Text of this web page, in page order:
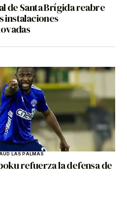
de Santa Brígida reabre
instalaciones
UD LAS PALMAS
refuerza la defensa de